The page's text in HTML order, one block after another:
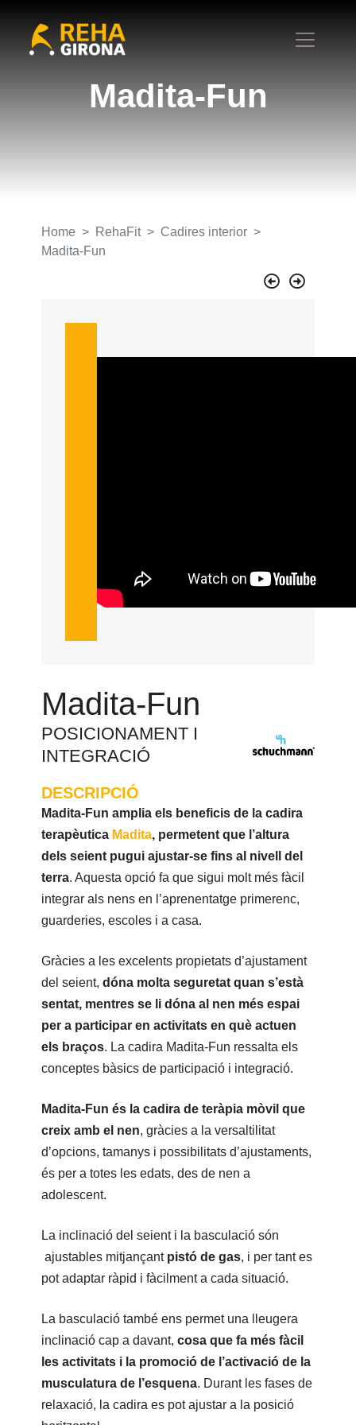
Madita-Fun
Home RehaFit
Cadires interior
Madita-Fun
Madita-Fun
POSICIONAMENT I
INTEGRACIÓ
DESCRIPCIÓ
Madita-Fun amplia els beneficis de la cadira
terapèutica Madita, permetent que l’altura
dels seient pugui ajustar-se fins al nivell del
terra. Aquesta opció fa que sigui molt més fàcil
integrar als nens en l’aprenentatge primerenc,
guarderies, escoles i a casa.
Gràcies a les excelents propietats d’ajustament
del seient,dóna molta seguretat quan s’està
sentat, mentres se li dóna al nen més espai
per a participar en activitats en què actuen
els braços. La cadira Madita-Fun ressalta els
conceptes bàsics de participació i integració.
Madita-Fun és la cadira de teràpia mòvil que
creix amb el nen, gràcies a la versaltilitat
d’opcions, tamanys i possibilitats d’ajustaments,
és per a totes les edats, des de nen a
adolescent.
La inclinació del seient i la basculació són
ajustables mitjançant pistó de gas, i per tant es
pot adaptar ràpid i fàcilment a cada situació.
La basculació també ens permet una lleugera
inclinació cap a davant,cosa que fa més fàcil
les activitats i la promoció de l’activació de la
musculatura de l’esquena. Durant les fases de
relaxació, la cadira es pot ajustar a la posició